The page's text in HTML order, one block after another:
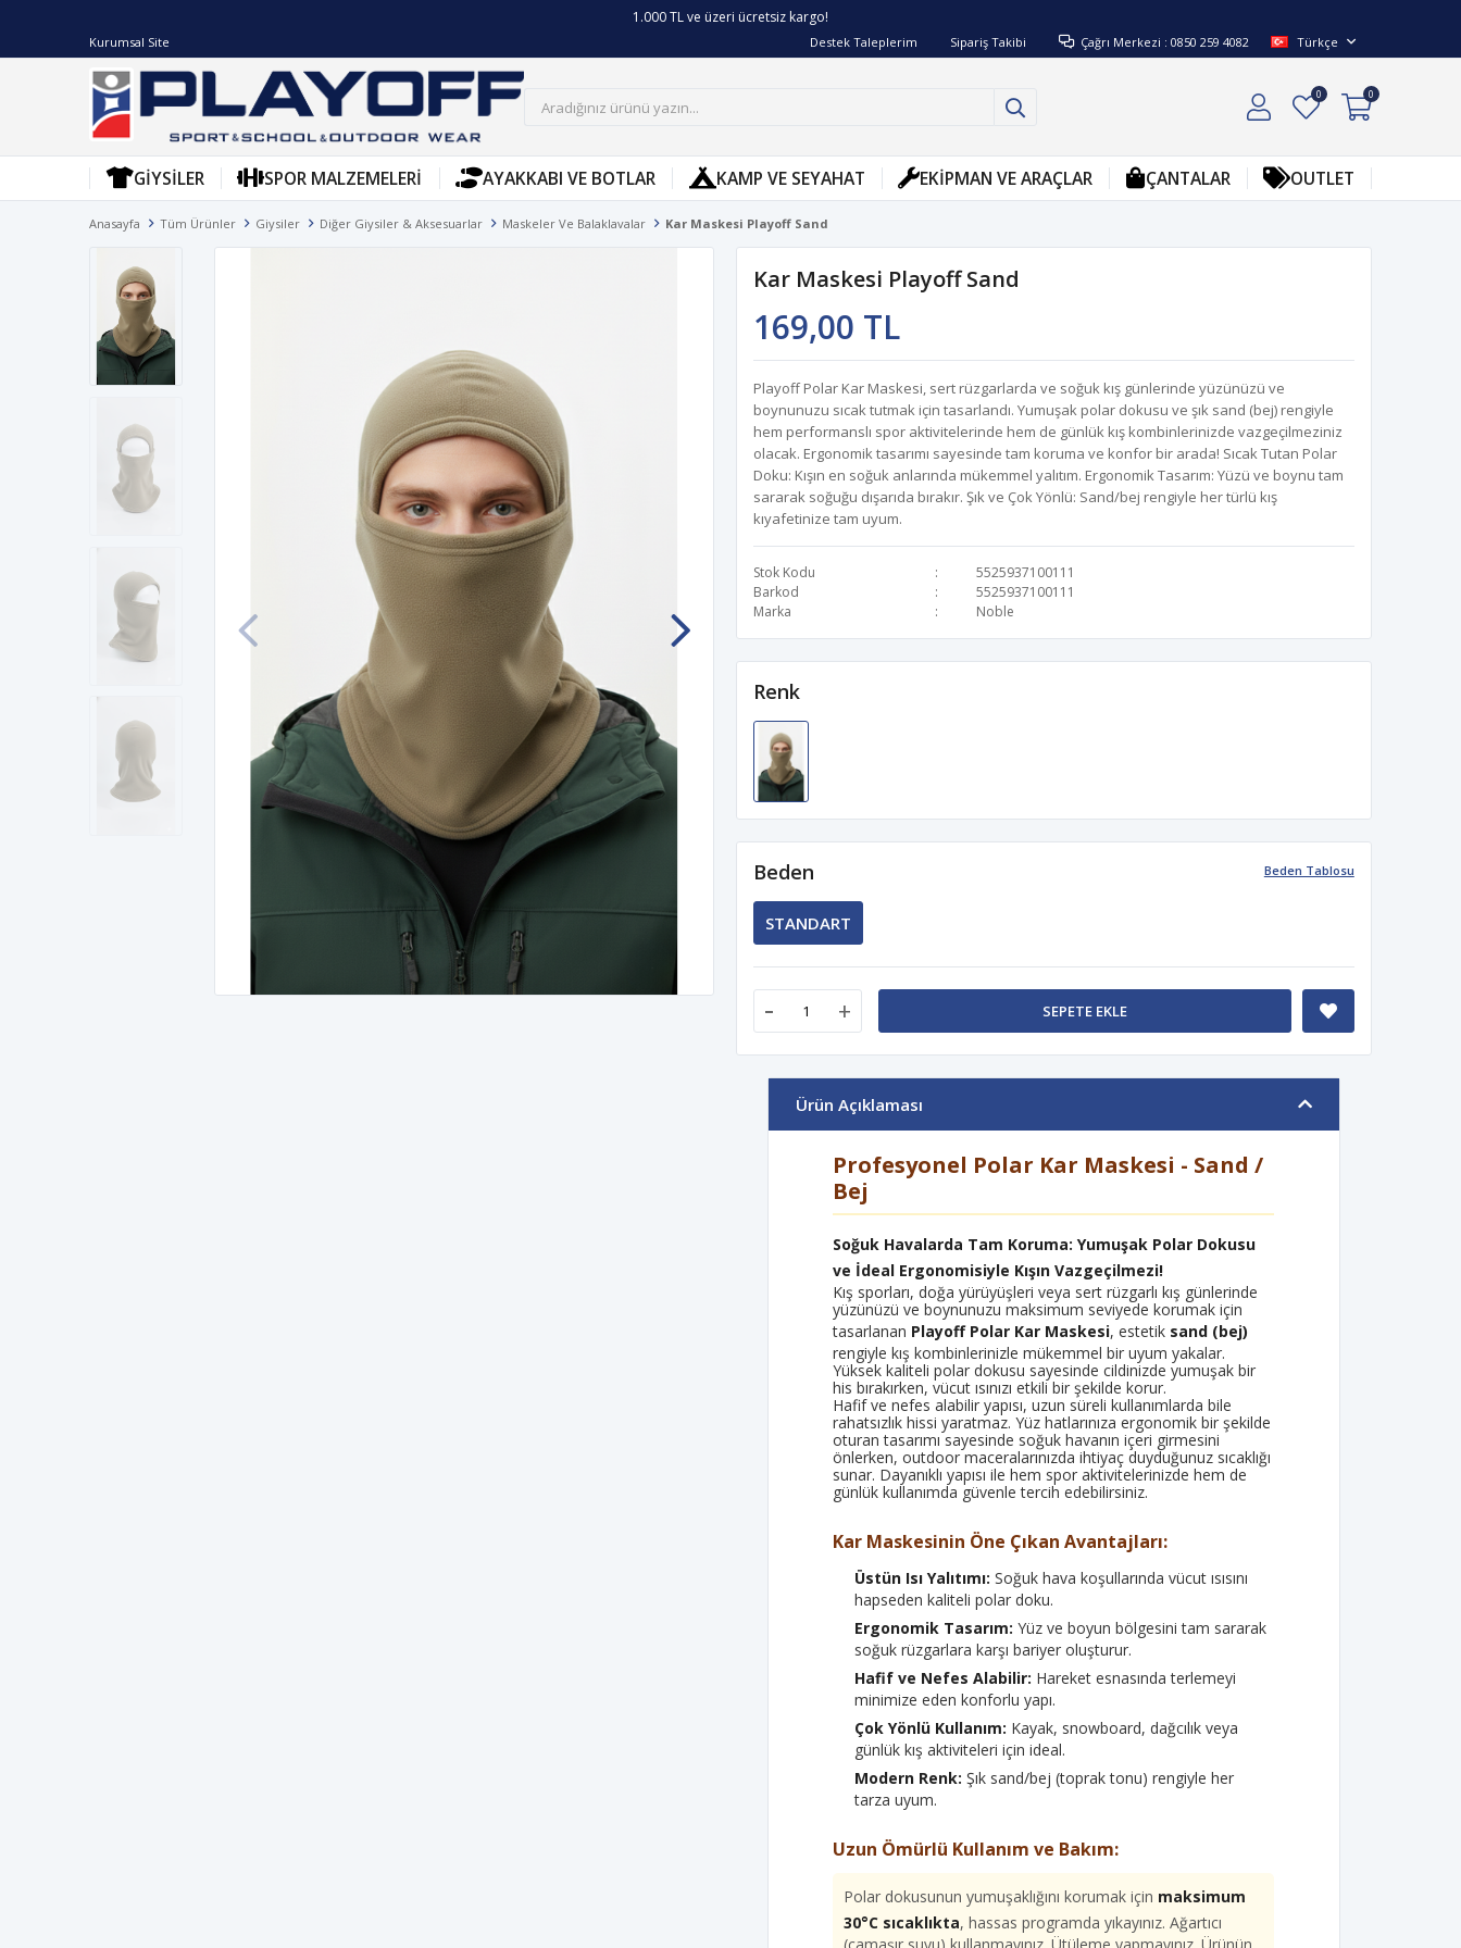
1.000 TL ve üzeri ücretsiz kargo!
Kurumsal Site Destek Taleplerim Sipariş Takibi Çağrı Merkezi : 0850 259 4082 Türkçe
0 0
GIYSILER SPOR MALZEMELERI AYAKKABI VE BOTLAR KAMP VE SEYAHAT EKIPMAN VE ARAÇLAR ÇANTALAR OUTLET
Anasayfa Tüm Ürünler Giysiler Diğer Giysiler & Aksesuarlar Maskeler Ve Balaklavalar Kar Maskesi Playoff Sand
Kar Maskesi Playoff Sand
169,00 TL
Playoff Polar Kar Maskesi, sert rüzgarlarda ve soğuk kış günlerinde yüzünüzü ve
boynunuzu sıcak tutmak için tasarlandı. Yumuşak polar dokusu ve şık sand (bej) rengiyle
hem performanslı spor aktivitelerinde hem de günlük kış kombinlerinizde vazgeçilmeziniz
olacak. Ergonomik tasarımı sayesinde tam koruma ve konfor bir arada! Sıcak Tutan Polar
Doku: Kışın en soğuk anlarında mükemmel yalıtım. Ergonomik Tasarım: Yüzü ve boynu tam
sararak soğuğu dışarıda bırakır. Şık ve Çok Yönlü: Sand/bej rengiyle her türlü kış
kıyafetinize tam uyum.
Stok Kodu
5525937100111
Barkod
5525937100111
Marka
Noble
Renk
Beden Tablosu
Beden
STANDART
- + SEPETE EKLE
Ürün Açıklaması
Profesyonel Polar Kar Maskesi - Sand /
Bej
Soğuk Havalarda Tam Koruma: Yumuşak Polar Dokusu
ve İdeal Ergonomisiyle Kışın Vazgeçilmezi!
Kış sporları, doğa yürüyüşleri veya sert rüzgarlı kış günlerinde
yüzünüzü ve boynunuzu maksimum seviyede korumak için
tasarlanan Playoff Polar Kar Maskesi, estetik sand (bej)
rengiyle kış kombinlerinizle mükemmel bir uyum yakalar.
Yüksek kaliteli polar dokusu sayesinde cildinizde yumuşak bir
his bırakırken, vücut ısınızı etkili bir şekilde korur.
Hafif ve nefes alabilir yapısı, uzun süreli kullanımlarda bile
rahatsızlık hissi yaratmaz. Yüz hatlarınıza ergonomik bir şekilde
oturan tasarımı sayesinde soğuk havanın içeri girmesini
önlerken, outdoor maceralarınızda ihtiyaç duyduğunuz sıcaklığı
sunar. Dayanıklı yapısı ile hem spor aktivitelerinizde hem de
günlük kullanımda güvenle tercih edebilirsiniz.
Kar Maskesinin Öne Çıkan Avantajları:
Üstün Isı Yalıtımı: Soğuk hava koşullarında vücut ısısını
hapseden kaliteli polar doku.
Ergonomik Tasarım: Yüz ve boyun bölgesini tam sararak
soğuk rüzgarlara karşı bariyer oluşturur.
Hafif ve Nefes Alabilir: Hareket esnasında terlemeyi
minimize eden konforlu yapı.
Çok Yönlü Kullanım: Kayak, snowboard, dağcılık veya
günlük kış aktiviteleri için ideal.
Modern Renk: Şık sand/bej (toprak tonu) rengiyle her
tarza uyum.
Uzun Ömürlü Kullanım ve Bakım:
Polar dokusunun yumuşaklığını korumak için maksimum
30°C sıcaklıkta, hassas programda yıkayınız. Ağartıcı